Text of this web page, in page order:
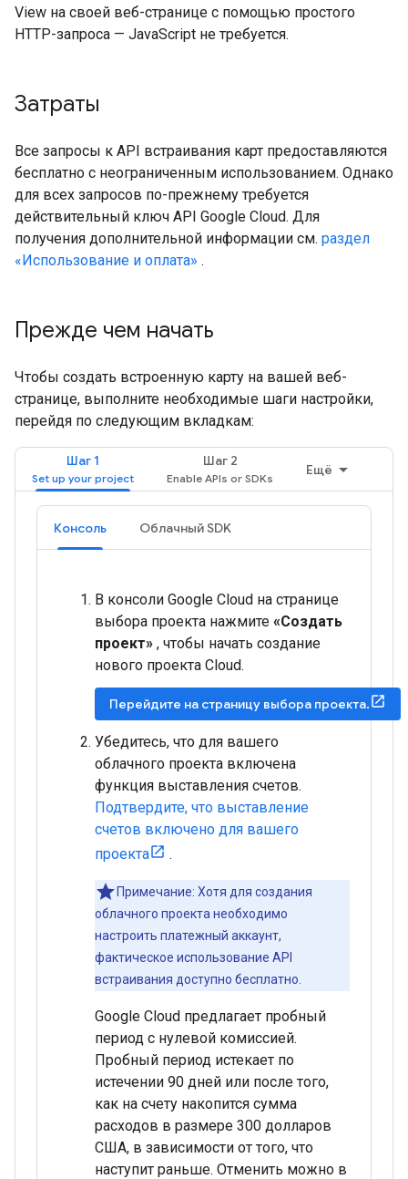
View на своей веб-странице с помощью простого
HTTP-запроса — JavaScript не требуется.
Затраты
Все запросы к API встраивания карт предоставляются
бесплатно с неограниченным использованием. Однако
для всех запросов по-прежнему требуется
действительный ключ API Google Cloud. Для
получения дополнительной информации см. раздел
«Использование и оплата» .
Прежде чем начать
Чтобы создать встроенную карту на вашей веб-
странице, выполните необходимые шаги настройки,
перейдя по следующим вкладкам:
Шаг 1 Шаг 2
Ещё
Консоль Облачный SDK
В консоли Google Cloud на странице
выбора проекта нажмите «Создать
проект» , чтобы начать создание
нового проекта Cloud.
Перейдите на страницу выбора проекта.
Убедитесь, что для вашего
облачного проекта включена
функция выставления счетов.
Подтвердите, что выставление
счетов включено для вашего
проекта
.
Примечание: Хотя для создания
облачного проекта необходимо
настроить платежный аккаунт,
фактическое использование API
встраивания доступно бесплатно.
Google Cloud предлагает пробный
период с нулевой комиссией.
Пробный период истекает по
истечении 90 дней или после того,
как на счету накопится сумма
расходов в размере 300 долларов
США, в зависимости от того, что
наступит раньше. Отменить можно в